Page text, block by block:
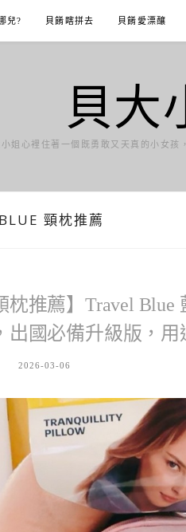
兒? 貝餚瞎拼去 貝餚愛漂釀
貝大
小姐心裡住著一個既勇敢又天真的小女
頸枕推薦
枕推薦】Travel
出國必備升級版，用
2026-03-06